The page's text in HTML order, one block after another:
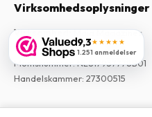
9,3★★★★★
1.251 anmeldelser
Virksomhedsoplysninger
Virksomhed:Maja Magazines
3043 PR Rotterdam, Holland
Momsnummer:NL817937778B01
Handelskammer: 27300515